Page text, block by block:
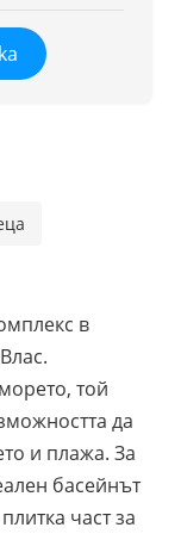
в
той
да
и плажа. За
басейнът
част за